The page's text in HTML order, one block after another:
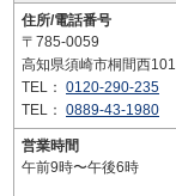
住所/電話番号
〒785-0059
高知県須崎市桐間西101
TEL： 0120-290-235
TEL： 0889-43-1980
営業時間
午前9時〜午後6時